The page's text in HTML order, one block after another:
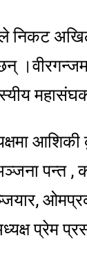
निकट
आशिकी
पन्त
प्रेम